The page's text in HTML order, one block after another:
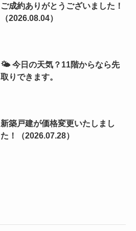
ご成約ありがとうございました！
（2026.08.04）
🌤️ 今日の天気？11階からなら先
取りできます。
新築戸建が価格変更いたしまし
た！（2026.07.28）